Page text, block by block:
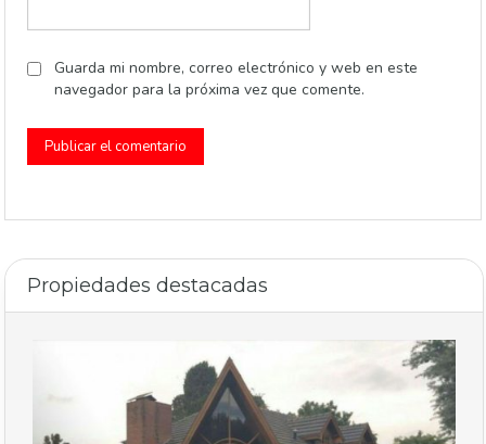
Guarda mi nombre, correo electrónico y web en este
navegador para la próxima vez que comente.
Propiedades destacadas